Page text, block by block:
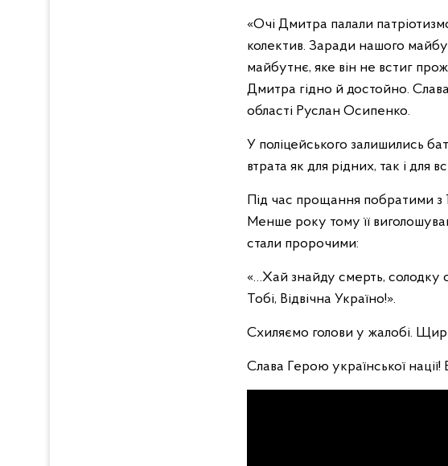
«Очі Дмитра палали
колектив. Заради нашого
майбутнє, яке він не встиг
Дмитра гідно й достойно.
області Руслан Осипенко.
У поліцейського залишились
втрата як для рідних, так і для
Під час прощання побратими з
Менше року тому її
стали пророчими:
«…Хай знайду смерть, солодку
Тобі, Відвічна Україно!».
Схиляємо голови у жалобі. Щирі
Слава Герою української нації!